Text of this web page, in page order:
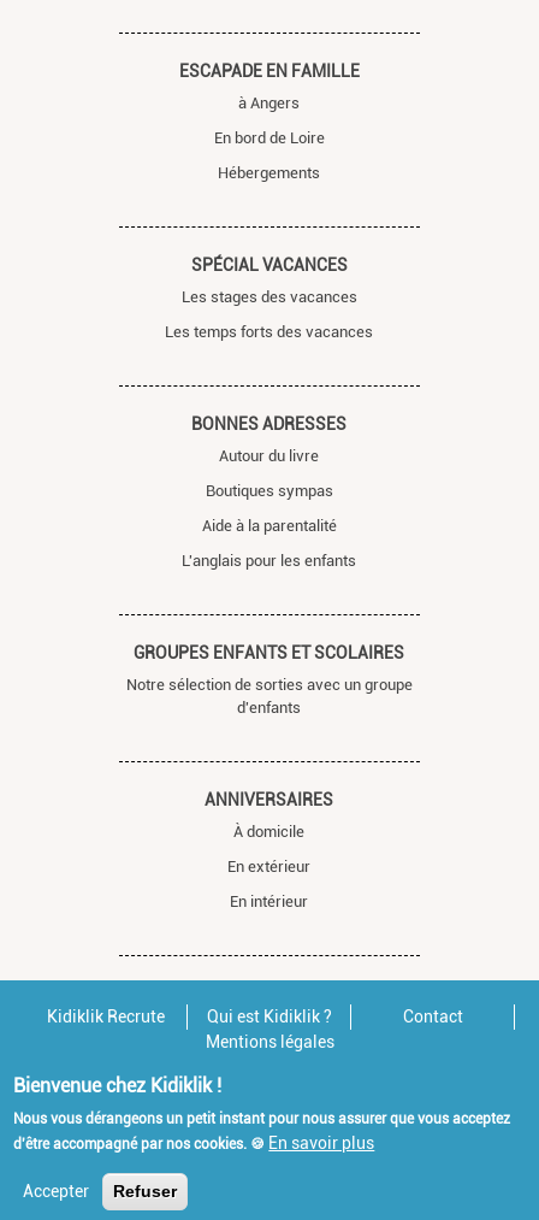
ESCAPADE EN FAMILLE
à Angers
En bord de Loire
Hébergements
SPÉCIAL VACANCES
Les stages des vacances
Les temps forts des vacances
BONNES ADRESSES
Autour du livre
Boutiques sympas
Aide à la parentalité
L'anglais pour les enfants
GROUPES ENFANTS ET SCOLAIRES
Notre sélection de sorties avec un groupe
d'enfants
ANNIVERSAIRES
À domicile
En extérieur
En intérieur
Kidiklik Recrute Qui est Kidiklik ?
Contact
Mentions légales
Bienvenue chez Kidiklik !
Nous vous dérangeons un petit instant pour nous assurer que vous acceptez
d'être accompagné par nos cookies. 🍪 En savoir plus
Accepter Refuser